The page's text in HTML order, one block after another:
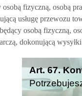
fizyczną, osobą
usługę przewozu
osobą fizyczną,
dokonującą
Art. 67.